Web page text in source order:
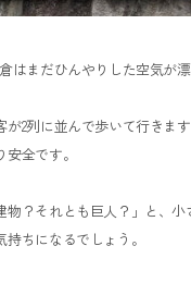
まだひんやりした空気が漂
2列に並んで歩いて行きま
全です。
？それとも巨人？」と、
ちになるでしょう。